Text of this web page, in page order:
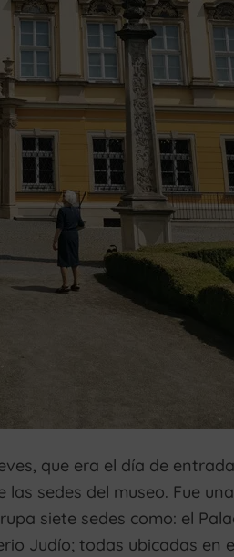
que era el día de
sedes del museo. Fue
siete sedes como: el
Judío; todas ubicadas en